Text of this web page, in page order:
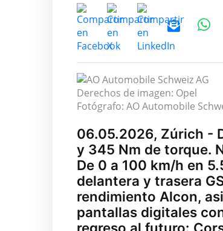
Derechos de imagen: Opel
Fotógrafo: AO Automobile
06.05.2026, Zúrich -
y 345 Nm de torque.
De 0 a 100 km/h en
delantera y trasera
rendimiento Alcon,
pantallas digitales